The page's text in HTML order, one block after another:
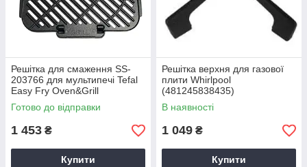
Решітка для смаження SS-
203766 для мультипечі Tefal
Easy Fry Oven&Grill
Готово до відправки
1 453 ₴
Купити
Решітка верхня для газової
плити Whirlpool
(481245838435)
480121104225
В наявності
1 049 ₴
Купити